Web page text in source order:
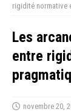
rigidité normative
Les
entre
novembre 20,